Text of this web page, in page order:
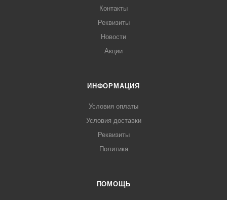
Контакты
Реквизиты
Новости
Акции
ИНФОРМАЦИЯ
Условия оплаты
Условия доставки
Реквизиты
Политика
ПОМОЩЬ